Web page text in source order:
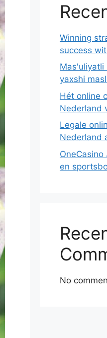
Winning
success
Mas'uliyatli
yaxshi
Hét online
Nederland
Legale
Nederland
en
No